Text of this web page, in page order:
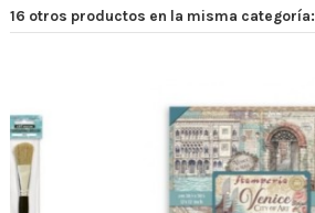
16 otros productos en la misma categoría: